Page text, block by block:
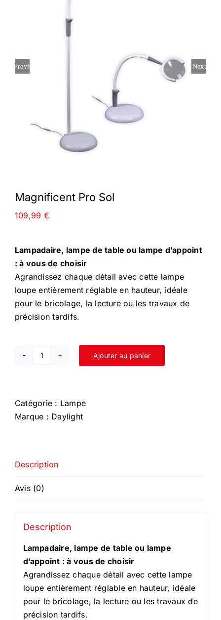
Previous Next
Magnificent Pro Sol
109,99 €
Lampadaire, lampe de table ou lampe d’appoint
: à vous de choisir
Agrandissez chaque détail avec cette lampe
loupe entièrement réglable en hauteur, idéale
pour le bricolage, la lecture ou les travaux de
précision tardifs.
quantité
Pro
Sol
Ajouter au panier
Catégorie : Lampe
Marque : Daylight
Description
Avis (0)
Description
Lampadaire, lampe de table ou lampe
d’appoint : à vous de choisir
Agrandissez chaque détail avec cette lampe
loupe entièrement réglable en hauteur, idéale
pour le bricolage, la lecture ou les travaux de
précision tardifs.